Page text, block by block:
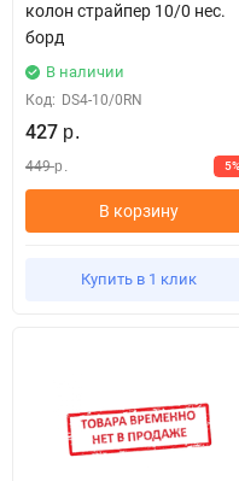
колон страйпер 10/0 нес.
борд
В наличии
Код: DS4-10/0RN
427 р.
449 р. 5%
В корзину
Купить в 1 клик